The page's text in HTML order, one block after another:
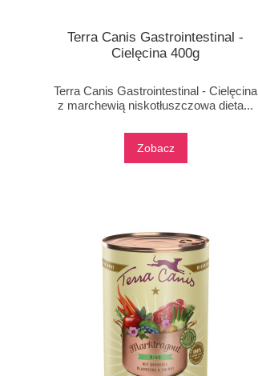
Terra Canis Gastrointestinal -
Cielęcina 400g
Terra Canis Gastrointestinal - Cielęcina
z marchewią niskotłuszczowa dieta...
Zobacz